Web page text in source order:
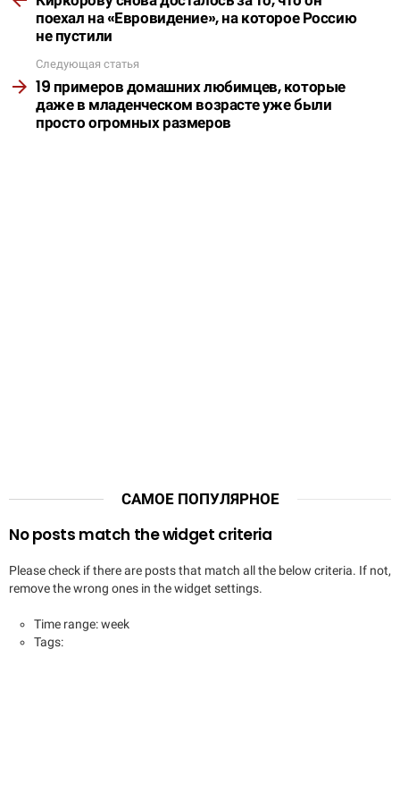
поехал на «Евровидение», на которое Россию
не пустили
Следующая статья
19 примеров домашних любимцев, которые
даже в младенческом возрасте уже были
просто огромных размеров
САМОЕ ПОПУЛЯРНОЕ
No posts match the widget criteria
Please check if there are posts that match all the below criteria. If not,
remove the wrong ones in the widget settings.
Time range: week
Tags: